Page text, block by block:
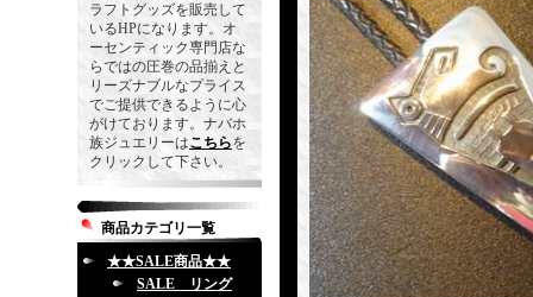
ラフトグッズを販売して
いるHPになります。オ
ーセンティック専門店な
らではの圧巻の品揃えと
リーズナブルなプライス
でご提供できるように心
がけております。ナバホ
族ジュエリーはこちらを
クリックして下さい。
商品カテゴリ一覧
★★SALE商品★★
SALE リング